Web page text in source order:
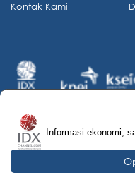
Kontak Kami
© 2026 IDX
Informasi ekonomi,